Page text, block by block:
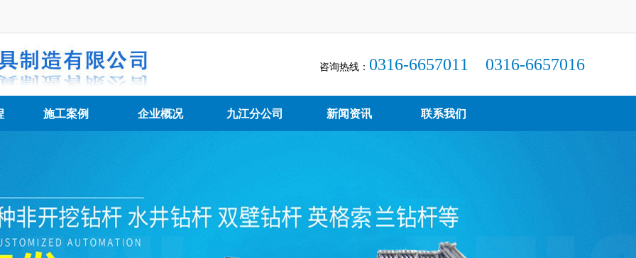
咨询热线： 0316-6657011 0316-6657016
施工案例 企业概况 九江分公司 新闻资讯 联系我们